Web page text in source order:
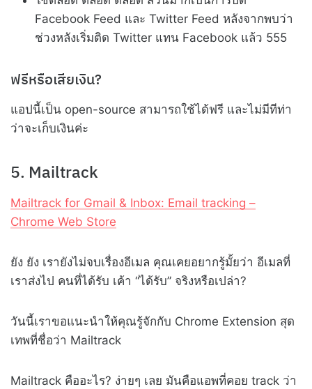
Facebook Feed และ Twitter Feed หลังจากพบว่า
ช่วงหลังเริ่มติด Twitter แทน Facebook แล้ว 555
ฟรีหรือเสียเงิน?
แอปนี้เป็น open-source สามารถใช้ได้ฟรี และไม่มีทีท่า
ว่าจะเก็บเงินค่ะ
5. Mailtrack
Mailtrack for Gmail & Inbox: Email tracking –
Chrome Web Store
ยัง ยัง เรายังไม่จบเรื่องอีเมล คุณเคยอยากรู้มั้ยว่า อีเมลที่
เราส่งไป คนที่ได้รับ เค้า “ได้รับ” จริงหรือเปล่า?
วันนี้เราขอแนะนำให้คุณรู้จักกับ Chrome Extension สุด
เทพที่ชื่อว่า Mailtrack
Mailtrack คืออะไร? ง่ายๆ เลย มันคือแอพที่คอย track ว่า